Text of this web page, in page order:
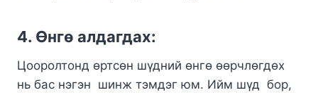
4. Өнгө алдагдах:
Цооролтонд өртсөн шүдний өнгө өөрчлөгдөх
нь бас нэгэн шинж тэмдэг юм. Ийм шүд бор,